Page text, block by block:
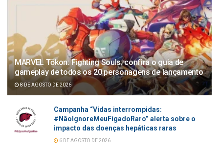
MARVEL Tōkon: Fighting Souls: confira o guia de
gameplay de todos os 20 personagens de lançamento
8 DE AGOSTO DE 2026
Campanha “Vidas interrompidas:
#NãoIgnoreMeuFígadoRaro” alerta sobre o
impacto das doenças hepáticas raras
6 DE AGOSTO DE 2026